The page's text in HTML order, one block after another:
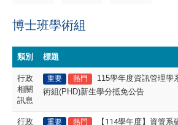
博士班學術組
類別 標題
行政
相關
訊息
重要 熱門 115學年度資訊管理學
術組(PHD)新生學分抵免公告
行政
重要 熱門
【114學年度】資管系